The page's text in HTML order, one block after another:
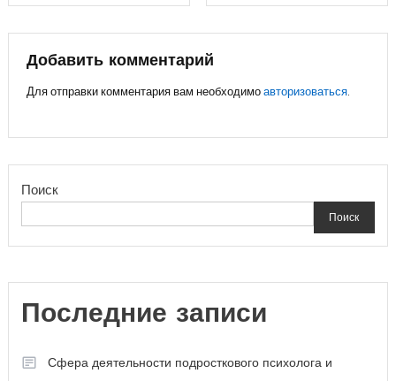
записям
Добавить комментарий
Для отправки комментария вам необходимоавторизоваться.
Поиск
Поиск
Последние записи
Сфера деятельности подросткового психолога и